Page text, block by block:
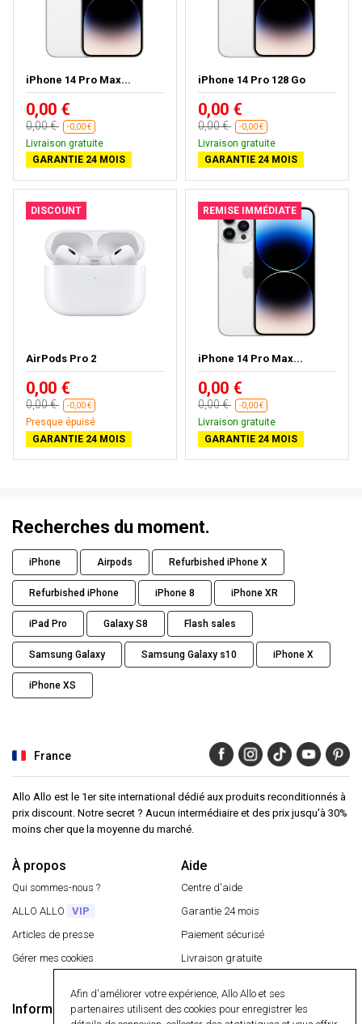
iPhone 14 Pro Max...
0,00 €
0,00 € -0,00 €
Livraison gratuite
GARANTIE 24 MOIS
iPhone 14 Pro 128 Go
0,00 €
0,00 € -0,00 €
Livraison gratuite
GARANTIE 24 MOIS
DISCOUNT
AirPods Pro 2
0,00 €
0,00 € -0,00 €
Presque épuisé
GARANTIE 24 MOIS
REMISE IMMÉDIATE
iPhone 14 Pro Max...
0,00 €
0,00 € -0,00 €
Livraison gratuite
GARANTIE 24 MOIS
Recherches du moment.
iPhone Airpods Refurbished iPhone X
Refurbished iPhone iPhone 8 iPhone XR
iPad Pro Galaxy S8 Flash sales
Samsung Galaxy Samsung Galaxy s10 iPhone X
iPhone XS
France
Allo Allo est le 1er site international dédié aux produits reconditionnés à
prix discount. Notre secret ? Aucun intermédiaire et des prix jusqu'à 30%
moins cher que la moyenne du marché.
À propos
Qui sommes-nous ?
ALLO ALLO
VIP
Articles de presse
Gérer mes cookies
Aide
Centre d'aide
Garantie 24 mois
Paiement sécurisé
Livraison gratuite
Informations Paiement sécurisé
Afin d'améliorer votre expérience, Allo Allo et ses
partenaires utilisent des cookies pour enregistrer les